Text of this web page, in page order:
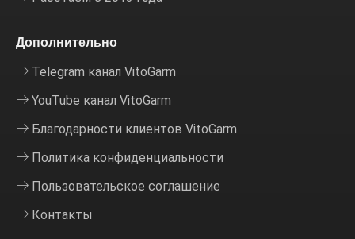
Дополнительно
Telegram канал VitoGarm
YouTube канал VitoGarm
Благодарности клиентов VitoGarm
Политика конфиденциальности
Пользовательское соглашение
Контакты